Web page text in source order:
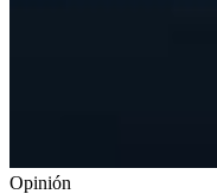
Opinión